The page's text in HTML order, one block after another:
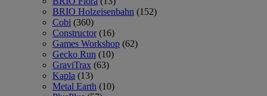
BRIO Holzeisenbahn (152)
Cobi (360)
Constructor (16)
Games Workshop (62)
Gecko Run (10)
GraviTrax (63)
Kapla (13)
Metal Earth (10)